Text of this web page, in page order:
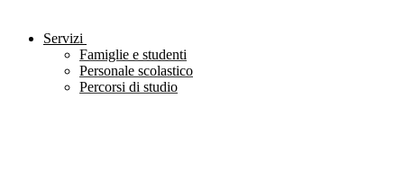
Servizi
Famiglie e studenti
Personale scolastico
Percorsi di studio